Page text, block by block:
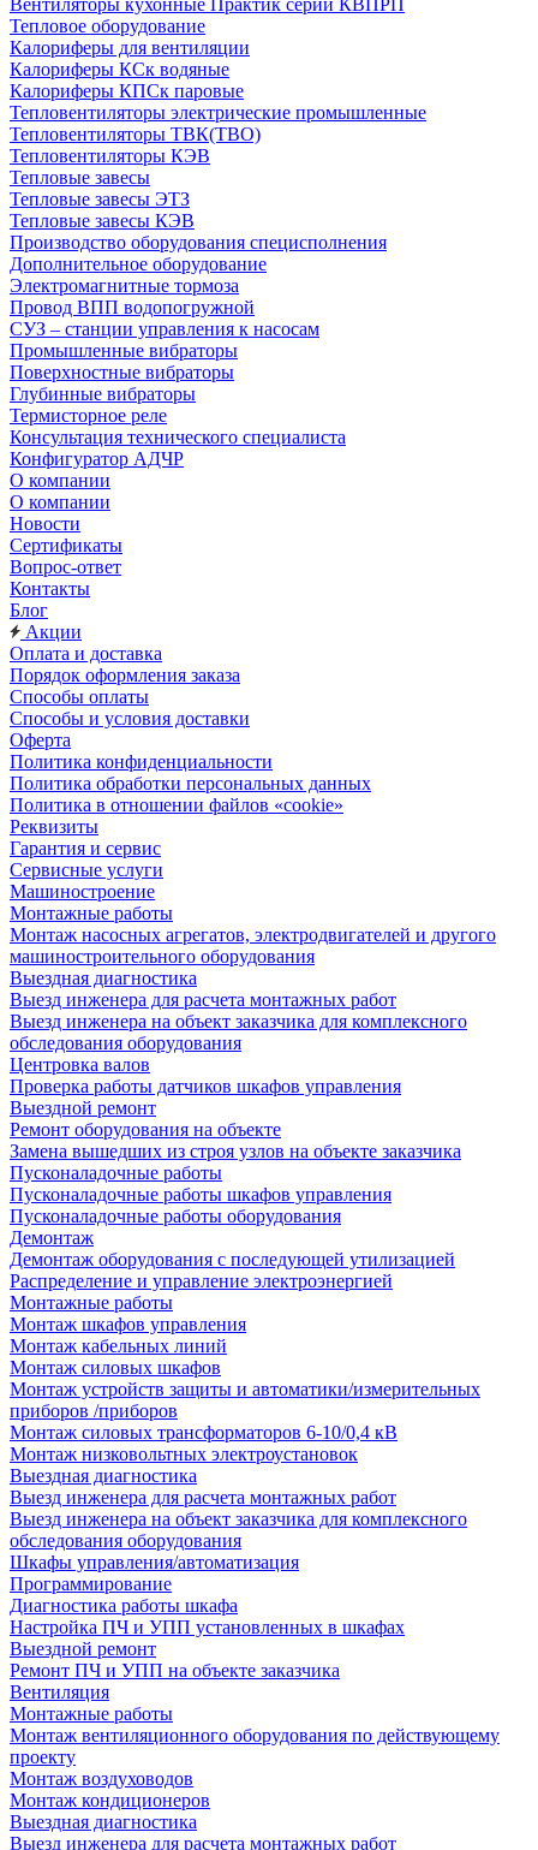
Вентиляторы кухонные Практик серии КВПРП
Тепловое оборудование
Калориферы для вентиляции
Калориферы КСк водяные
Калориферы КПСк паровые
Тепловентиляторы электрические промышленные
Тепловентиляторы ТВК(ТВО)
Тепловентиляторы КЭВ
Тепловые завесы
Тепловые завесы ЭТЗ
Тепловые завесы КЭВ
Производство оборудования специсполнения
Дополнительное оборудование
Электромагнитные тормоза
Провод ВПП водопогружной
СУЗ – станции управления к насосам
Промышленные вибраторы
Поверхностные вибраторы
Глубинные вибраторы
Термисторное реле
Консультация технического специалиста
Конфигуратор АДЧР
О компании
О компании
Новости
Сертификаты
Вопрос-ответ
Контакты
Блог
Акции
Оплата и доставка
Порядок оформления заказа
Способы оплаты
Способы и условия доставки
Оферта
Политика конфиденциальности
Политика обработки персональных данных
Политика в отношении файлов «cookie»
Реквизиты
Гарантия и сервис
Сервисные услуги
Машиностроение
Монтажные работы
Монтаж насосных агрегатов, электродвигателей и другого
машиностроительного оборудования
Выездная диагностика
Выезд инженера для расчета монтажных работ
Выезд инженера на объект заказчика для комплексного
обследования оборудования
Центровка валов
Проверка работы датчиков шкафов управления
Выездной ремонт
Ремонт оборудования на объекте
Замена вышедших из строя узлов на объекте заказчика
Пусконаладочные работы
Пусконаладочные работы шкафов управления
Пусконаладочные работы оборудования
Демонтаж
Демонтаж оборудования с последующей утилизацией
Распределение и управление электроэнергией
Монтажные работы
Монтаж шкафов управления
Монтаж кабельных линий
Монтаж силовых шкафов
Монтаж устройств защиты и автоматики/измерительных
приборов /приборов
Монтаж силовых трансформаторов 6-10/0,4 кВ
Монтаж низковольтных электроустановок
Выездная диагностика
Выезд инженера для расчета монтажных работ
Выезд инженера на объект заказчика для комплексного
обследования оборудования
Шкафы управления/автоматизация
Программирование
Диагностика работы шкафа
Настройка ПЧ и УПП установленных в шкафах
Выездной ремонт
Ремонт ПЧ и УПП на объекте заказчика
Вентиляция
Монтажные работы
Монтаж вентиляционного оборудования по действующему
проекту
Монтаж воздуховодов
Монтаж кондиционеров
Выездная диагностика
Выезд инженера для расчета монтажных работ